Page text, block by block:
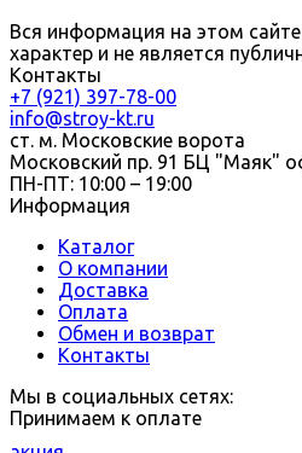
Вся информация на этом
характер и не является
Контакты
+7 (921) 397-78-00
info@stroy-kt.ru
ст. м. Московские ворота
Московский пр. 91 БЦ "Маяк"
ПН-ПТ: 10:00 – 19:00
Информация
Каталог
О компании
Доставка
Оплата
Обмен и возврат
Контакты
Мы в социальных сетях:
Принимаем к оплате